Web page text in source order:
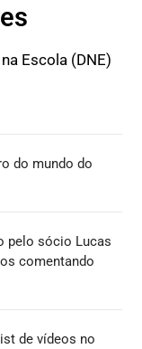
Escola (DNE)
do mundo do
pelo sócio Lucas
comentando
de vídeos no